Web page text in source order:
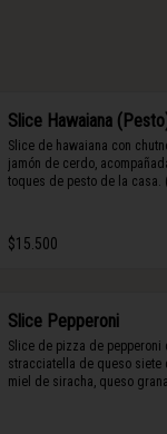
Slice Hawaiana
Slice de hawaiana con
jamón de cerdo,
toques de pesto de la casa.
$15.500
Slice Pepperoni
Slice de pizza de pepperoni
stracciatella de queso siete
miel de siracha, queso